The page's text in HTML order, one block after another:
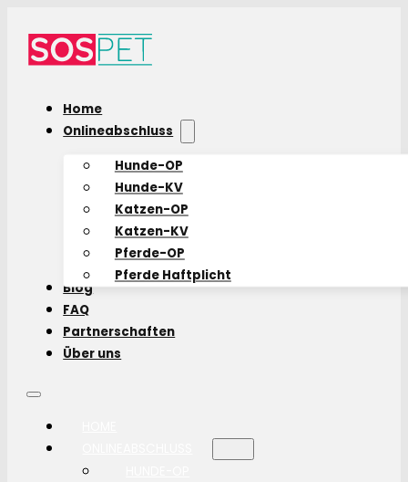
Home
Onlineabschluss
Hunde-OP
Hunde-KV
Katzen-OP
Katzen-KV
Pferde-OP
Pferde Haftplicht
Blog
FAQ
Partnerschaften
Über uns